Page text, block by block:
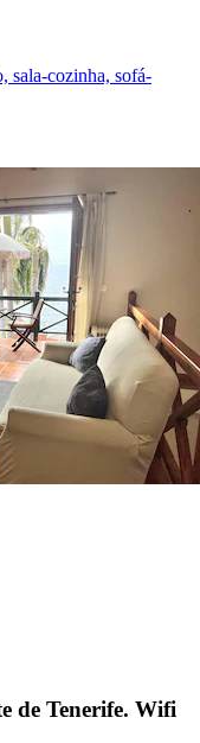
cozinha, sofá-
de Tenerife. Wifi